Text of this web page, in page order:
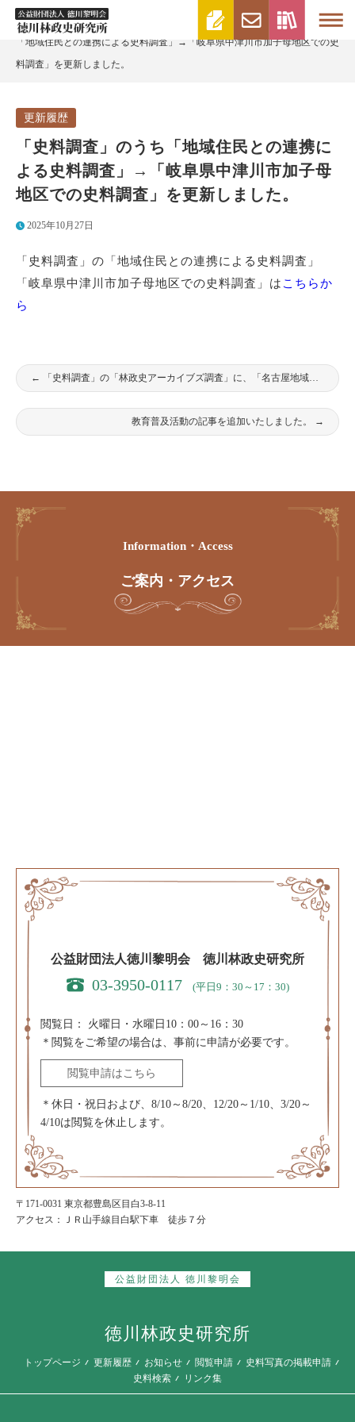
徳川林政史研究所 | 財団法人徳川黎明会 更新履歴 >「史料調査」のうち
「地域住民との連携による史料調査」→「岐阜県中津川市加子母地区での史
料調査」を更新しました。
更新履歴
「史料調査」のうち「地域住民との連携に
よる史料調査」→「岐阜県中津川市加子母
地区での史料調査」を更新しました。
2025年10月27日
「史料調査」の「地域住民との連携による史料調査」
「岐阜県中津川市加子母地区での史料調査」は こちらか
ら
← 「史料調査」の「林政史アーカイブズ調査」に、「名古屋地域林政・林業関係史料調査」を追加・公開しました。
教育普及活動の記事を追加いたしました。 →
Information・access
ご案内・アクセス
公益財団法人徳川黎明会 徳川林政史研究所
03-3950-0117 (平日9：30～17：30)
閲覧日：
火曜日・水曜日10：00～16：30
＊閲覧をご希望の場合は、事前に申請が必要です。
閲覧申請はこちら
＊休日・祝日および、8/10～8/20、12/20～1/10、3/20～
4/10は閲覧を休止します。
〒171-0031 東京都豊島区目白3-8-11
アクセス：ＪＲ山手線目白駅下車 徒歩７分
公益財団法人 徳川黎明会
徳川林政史研究所
トップページ 更新履歴 お知らせ 閲覧申請
史料写真の掲載申請
史料検索
リンク集